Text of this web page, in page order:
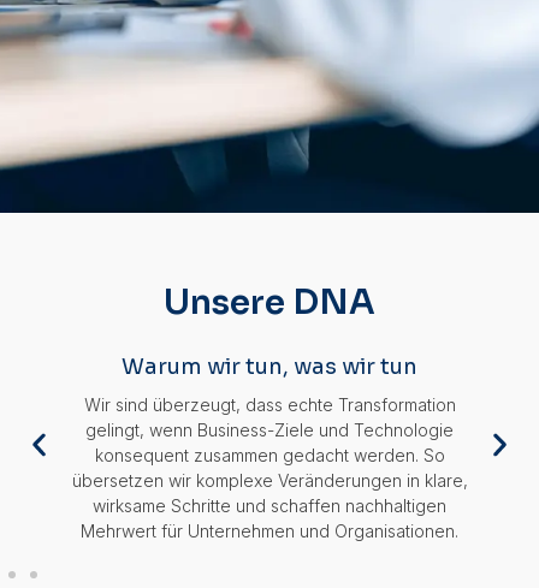
Unsere DNA
Warum wir tun, was wir tun
Wir sind überzeugt, dass echte Transformation
gelingt, wenn Business-Ziele und Technologie
konsequent zusammen gedacht werden. So
übersetzen wir komplexe Veränderungen in klare,
wirksame Schritte und schaffen nachhaltigen
Mehrwert für Unternehmen und Organisationen.